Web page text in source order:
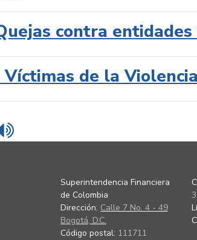
contra
Víctimas de la Violencia
Superintendencia Financiera
de Colombia
Dirección: Calle 7 No. 4 - 49
Bogotá, D.C.
Código postal: 111711